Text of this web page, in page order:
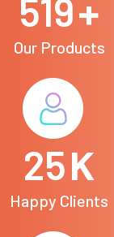
594 +
Our Products
29K
Happy Clients